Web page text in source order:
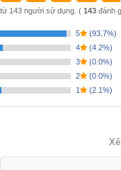
từ 143 người sử dụng. ( 143 đánh
5 (93.7%)
4
(4.2%)
3
(0.0%)
2
(0.0%)
1
(2.1%)